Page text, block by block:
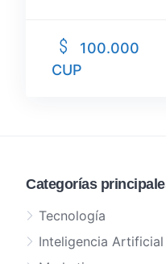
100.000
CUP
Categorías
Tecnología
Inteligencia Artificial